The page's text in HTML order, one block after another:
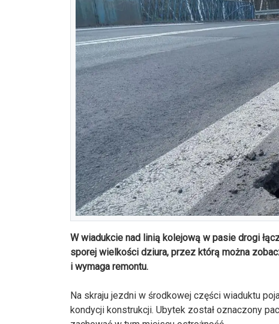
W wiadukcie nad linią kolejową w pasie drogi
sporej wielkości dziura, przez którą można
i wymaga remontu.
Na skraju jezdni w środkowej części wiaduktu
kondycji konstrukcji. Ubytek został oznaczony